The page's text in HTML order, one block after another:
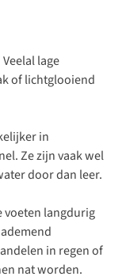
lage
of lichtglooiend
in
Ze zijn vaak wel
door dan leer.
voeten langdurig
in regen of
nat worden.